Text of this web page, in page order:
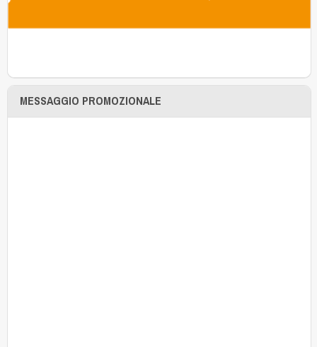
MESSAGGIO PROMOZIONALE